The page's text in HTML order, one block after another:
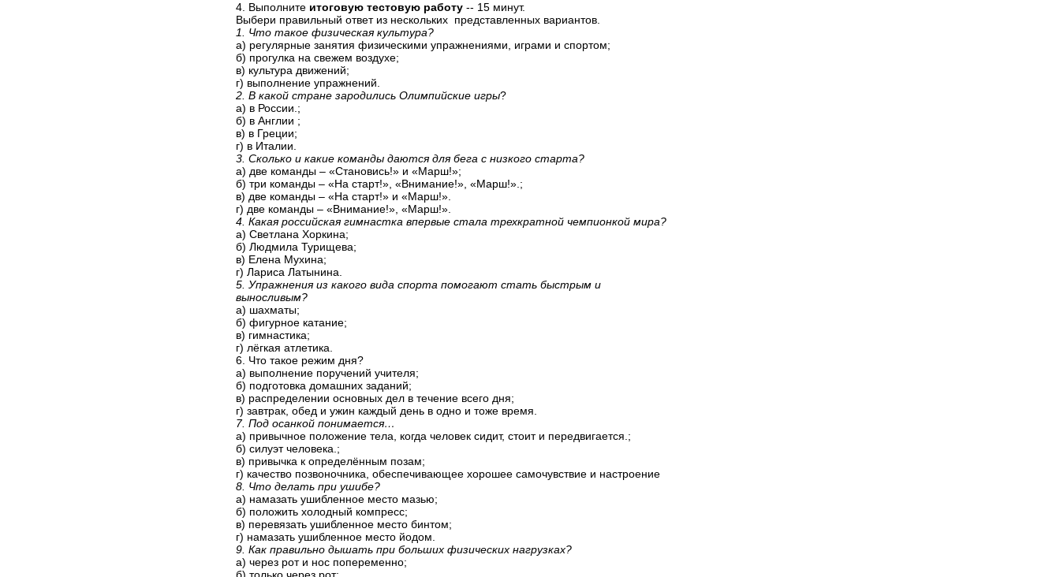
4. Выполните итоговую тестовую работу -- 15 минут.
Выбери правильный ответ из нескольких представленных вариантов.
1. Что такое физическая культура?
а) регулярные занятия физическими упражнениями, играми и спортом;
б) прогулка на свежем воздухе;
в) культура движений;
г) выполнение упражнений.
2. В какой стране зародились Олимпийские игры?
а) в России.;
б) в Англии ;
в) в Греции;
г) в Италии.
3. Сколько и какие команды даются для бега с низкого старта?
а) две команды – «Становись!» и «Марш!»;
б) три команды – «На старт!», «Внимание!», «Марш!».;
в) две команды – «На старт!» и «Марш!».
г) две команды – «Внимание!», «Марш!».
4. Какая российская гимнастка впервые стала трехкратной чемпионкой мира?
а) Светлана Хоркина;
б) Людмила Турищева;
в) Елена Мухина;
г) Лариса Латынина.
5. Упражнения из какого вида спорта помогают стать быстрым и
выносливым?
а) шахматы;
б) фигурное катание;
в) гимнастика;
г) лёгкая атлетика.
6. Что такое режим дня?
а) выполнение поручений учителя;
б) подготовка домашних заданий;
в) распределении основных дел в течение всего дня;
г) завтрак, обед и ужин каждый день в одно и тоже время.
7. Под осанкой понимается…
а) привычное положение тела, когда человек сидит, стоит и передвигается.;
б) силуэт человека.;
в) привычка к определённым позам;
г) качество позвоночника, обеспечивающее хорошее самочувствие и настроение
8. Что делать при ушибе?
а) намазать ушибленное место мазью;
б) положить холодный компресс;
в) перевязать ушибленное место бинтом;
г) намазать ушибленное место йодом.
9. Как правильно дышать при больших физических нагрузках?
а) через рот и нос попеременно;